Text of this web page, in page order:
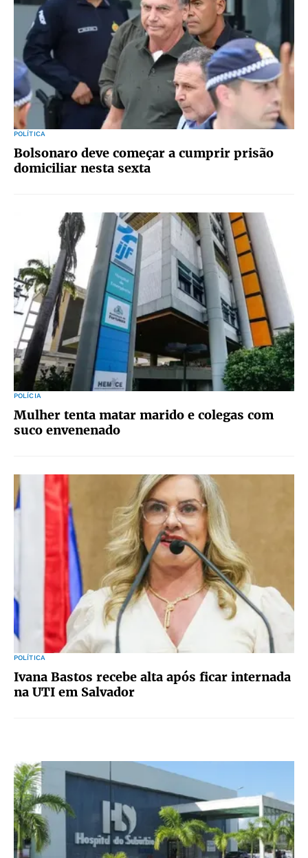
POLÍTICA
Bolsonaro deve começar a cumprir prisão
domiciliar nesta sexta
POLÍCIA
Mulher tenta matar marido e colegas com
suco envenenado
POLÍTICA
Ivana Bastos recebe alta após ficar internada
na UTI em Salvador